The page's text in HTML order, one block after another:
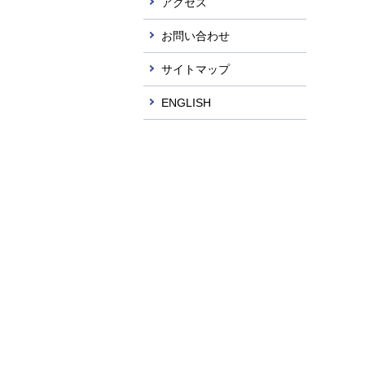
お問い合わせ
サイトマップ
ENGLISH